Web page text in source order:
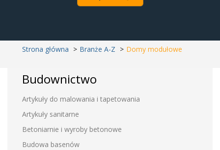
Strona główna Branże A-Z Domy modułowe
Budownictwo
Artykuły do malowania i tapetowania
Artykuły sanitarne
Betoniarnie i wyroby betonowe
Budowa basenów